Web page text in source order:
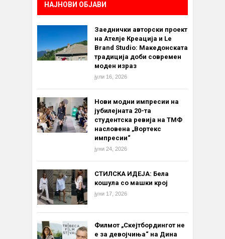
НАЈНОВИ ОБЈАВИ
Заеднички авторски проект
на Ателје Креација и Le
Brand Studio: Македонската
традиција доби современ
моден израз
јули 16, 2026
Нови модни импресии на
јубилејната 20-та
студентска ревија на ТМФ
насловена „Вортекс
импресии“
јуни 24, 2026
СТИЛСКА ИДЕЈА: Бела
кошула со машки крој
јуни 17, 2026
Филмот „Скејтбордингот не
е за девојчиња“ на Дина